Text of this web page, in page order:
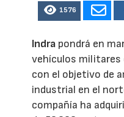
1576
Indra pondrá en
vehículos militares
con el objetivo de
industrial en el
compañía ha